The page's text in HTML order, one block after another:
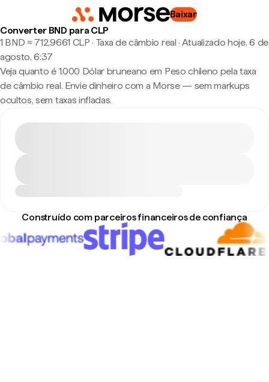
Baixar
Converter BND para CLP
1 BND ≈ 712,9661 CLP · Taxa de câmbio real · Atualizado hoje, 6 de
agosto, 6:37
Veja quanto é 1.000 Dólar bruneano em Peso chileno pela taxa
de câmbio real. Envie dinheiro com a Morse — sem markups
ocultos, sem taxas infladas.
Construído com parceiros financeiros de confiança